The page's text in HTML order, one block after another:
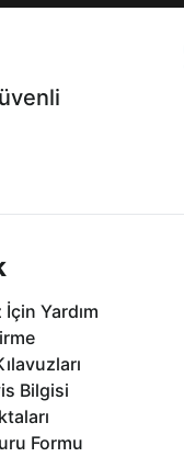
Yardım
Bilgisi
Formu